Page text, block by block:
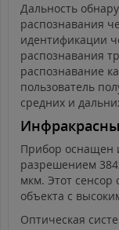
Дальность
распознавания
идентификации
распознавания
распознавание
пользователь
средних и
Прибор оснащен
разрешением
мкм. Этот сенсор
объекта с
Оптическая